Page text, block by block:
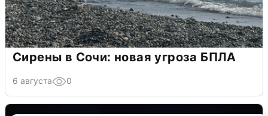
Сирены в Сочи: новая угроза БПЛА
6 августа 0